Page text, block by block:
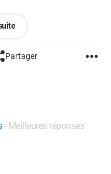
cool! Merci
Partager
- Meilleures réponses